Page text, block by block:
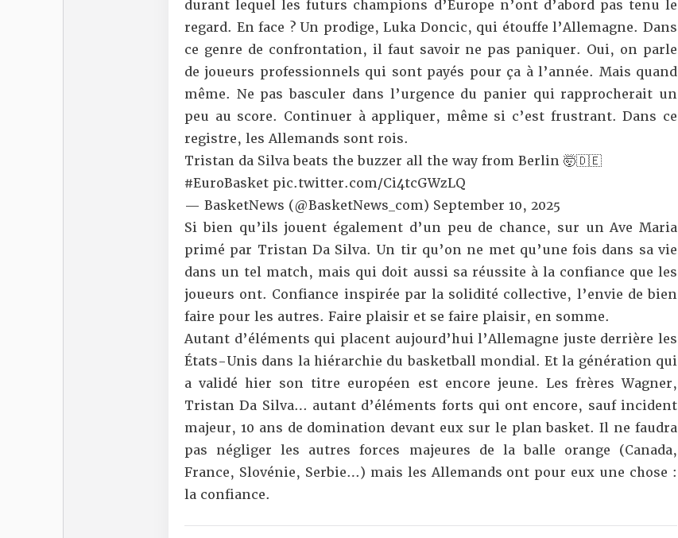
durant lequel les futurs champions d’Europe n’ont d’abord pas tenu le
regard. En face ? Un prodige, Luka Doncic, qui étouffe l’Allemagne. Dans
ce genre de confrontation, il faut savoir ne pas paniquer. Oui, on parle
de joueurs professionnels qui sont payés pour ça à l’année. Mais quand
même. Ne pas basculer dans l’urgence du panier qui rapprocherait un
peu au score. Continuer à appliquer, même si c’est frustrant. Dans ce
registre, les Allemands sont rois.
Tristan da Silva beats the buzzer all the way from Berlin 🤯🇩🇪
#EuroBasket pic.twitter.com/Ci4tcGWzLQ
— BasketNews (@BasketNews_com) September 10, 2025
Si bien qu’ils jouent également d’un peu de chance, sur un Ave Maria
primé par Tristan Da Silva. Un tir qu’on ne met qu’une fois dans sa vie
dans un tel match, mais qui doit aussi sa réussite à la confiance que les
joueurs ont. Confiance inspirée par la solidité collective, l’envie de bien
faire pour les autres. Faire plaisir et se faire plaisir, en somme.
Autant d’éléments qui placent aujourd’hui l’Allemagne juste derrière les
États-Unis dans la hiérarchie du basketball mondial. Et la génération qui
a validé hier son titre européen est encore jeune. Les frères Wagner,
Tristan Da Silva… autant d’éléments forts qui ont encore, sauf incident
majeur, 10 ans de domination devant eux sur le plan basket. Il ne faudra
pas négliger les autres forces majeures de la balle orange (Canada,
France, Slovénie, Serbie…) mais les Allemands ont pour eux une chose :
la confiance.